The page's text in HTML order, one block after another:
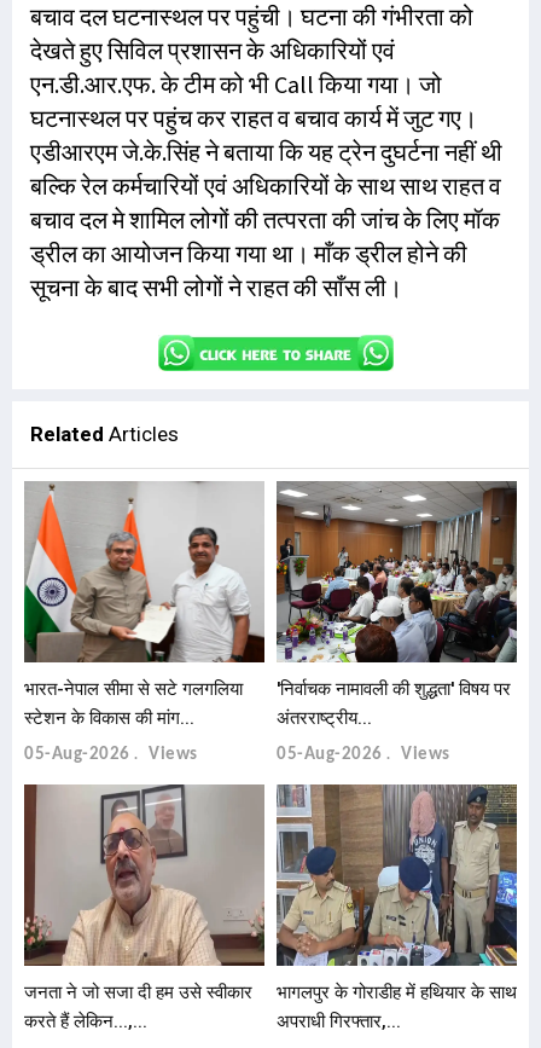
बचाव दल घटनास्थल पर पहुंची। घटना की गंभीरता को
देखते हुए सिविल प्रशासन के अधिकारियों एवं
एन.डी.आर.एफ. के टीम को भी Call किया गया। जो
घटनास्थल पर पहुंच कर राहत व बचाव कार्य में जुट गए।
एडीआरएम जे.के.सिंह ने बताया कि यह ट्रेन दुघर्टना नहीं थी
बल्कि रेल कर्मचारियों एवं अधिकारियों के साथ साथ राहत व
बचाव दल मे शामिल लोगों की तत्परता की जांच के लिए मॉक
ड्रील का आयोजन किया गया था। माँक ड्रील होने की
सूचना के बाद सभी लोगों ने राहत की साँस ली।
Related Articles
भारत-नेपाल सीमा से सटे गलगलिया
स्टेशन के विकास की मांग...
05-Aug-2026 Views
'निर्वाचक नामावली की शुद्धता' विषय पर
अंतरराष्ट्रीय...
05-Aug-2026 Views
जनता ने जो सजा दी हम उसे स्वीकार
करते हैं लेकिन...,...
भागलपुर के गोराडीह में हथियार के साथ
अपराधी गिरफ्तार,...